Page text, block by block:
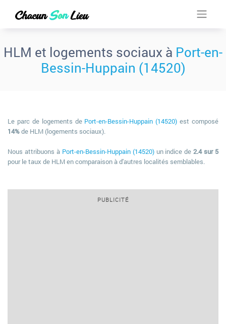
HLM et logements sociaux à Port-en-
Bessin-Huppain (14520)
Le parc de logements de Port-en-Bessin-Huppain (14520) est composé
14%de HLM (logements sociaux).
Nous attribuons à Port-en-Bessin-Huppain (14520)un indice de2.4 sur 5
pour le taux de HLM en comparaison à d'autres localités semblables.
PUBLICITÉ